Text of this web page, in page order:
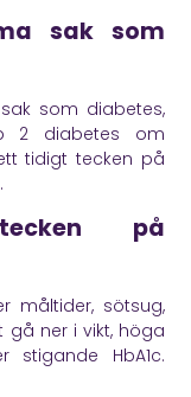
sak som
som diabetes,
2 diabetes om
tidigt tecken på
på
måltider, sötsug,
gå ner i vikt, höga
stigande HbA1c.